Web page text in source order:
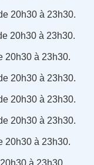
20h30 à 23h30.
20h30 à 23h30.
20h30 à 23h30.
20h30 à 23h30.
20h30 à 23h30.
20h30 à 23h30.
20h30 à 23h30.